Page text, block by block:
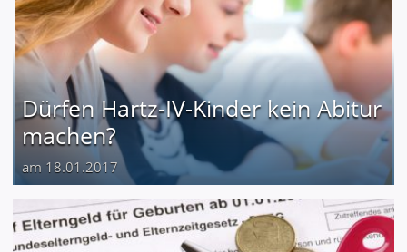
Dürfen Hartz-IV-Kinder kein Abitur
machen?
am 18.01.2017